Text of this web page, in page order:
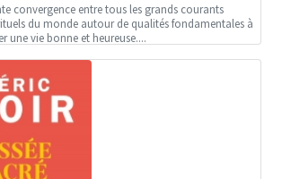
convergence entre tous les grands courants
du monde autour de qualités fondamentales à
une vie bonne et heureuse....